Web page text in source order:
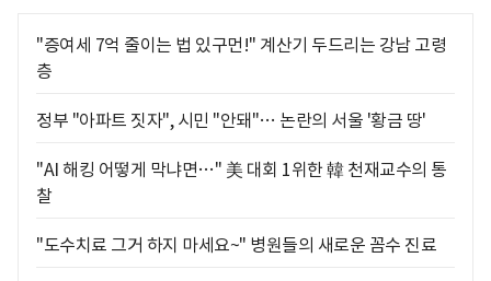
"증여세 7억 줄이는 법 있구먼!" 계산기 두드리는 강남 고령
층
정부 "아파트 짓자", 시민 "안돼"… 논란의 서울 '황금 땅'
"AI 해킹 어떻게 막냐면…" 美 대회 1위한 韓 천재교수의 통
찰
"도수치료 그거 하지 마세요~" 병원들의 새로운 꼼수 진료